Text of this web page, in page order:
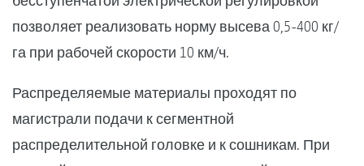
позволяет реализовать норму высева 0,5-400 кг/
га при рабочей скорости 10 км/ч.
Распределяемые материалы проходят по
магистрали подачи к сегментной
распределительной головке и к сошникам. При